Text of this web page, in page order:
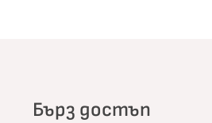
Бърз достъп